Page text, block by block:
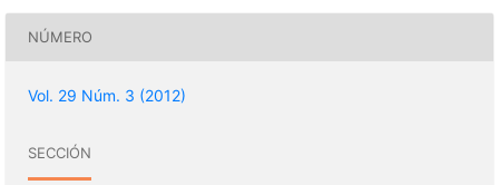
NÚMERO
Vol. 29 Núm. 3 (2012)
SECCIÓN